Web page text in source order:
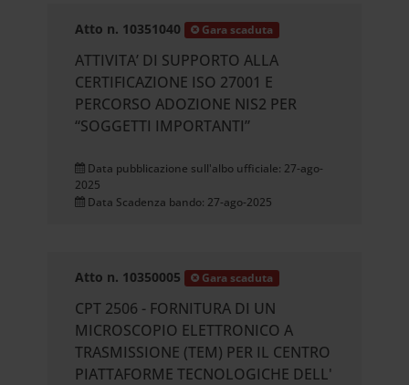
Atto n. 10351040 Gara scaduta
ATTIVITA’ DI SUPPORTO ALLA
CERTIFICAZIONE ISO 27001 E
PERCORSO ADOZIONE NIS2 PER
“SOGGETTI IMPORTANTI”
Data pubblicazione sull'albo ufficiale: 27-ago-
2025
Data Scadenza bando: 27-ago-2025
Atto n. 10350005 Gara scaduta
CPT 2506 - FORNITURA DI UN
MICROSCOPIO ELETTRONICO A
TRASMISSIONE (TEM) PER IL CENTRO
PIATTAFORME TECNOLOGICHE DELL'